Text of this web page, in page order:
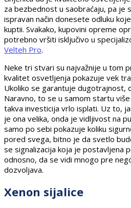
za bezbednost u saobraćaju, pa je
ispravan način donesete odluku
kuptii. Svakako, kupovini opreme
potrebno vršiti isključivo u
Velteh Pro.
Neke tri stvari su najvažnije u tom
kvalitet osvetljenja pokazuje vek
Ukoliko se garantuje dugotrajnost,
Naravno, to se u samom startu
takva investicija vrlo isplati. Uz to,
je ona velika, onda je vidljivost na
samo po sebi pokazuje koliku
pored svega, bitno je da svetlo
se signalizacija koja je postavljena
odnosno, da se vidi mnogo pre
dozvoljava.
Xenon sijalice